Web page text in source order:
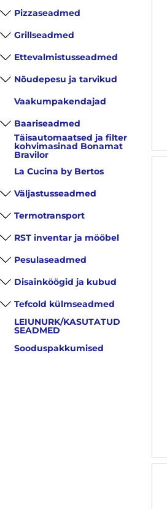
Pizzaseadmed
Grillseadmed
Ettevalmistusseadmed
Nõudepesu ja tarvikud
Vaakumpakendajad
Baariseadmed
Täisautomaatsed ja filter
kohvimasinad Bonamat
Bravilor
La Cucina by Bertos
Väljastusseadmed
Termotransport
RST inventar ja mööbel
Pesulaseadmed
Disainköögid ja kubud
Tefcold külmseadmed
LEIUNURK/KASUTATUD
SEADMED
Sooduspakkumised